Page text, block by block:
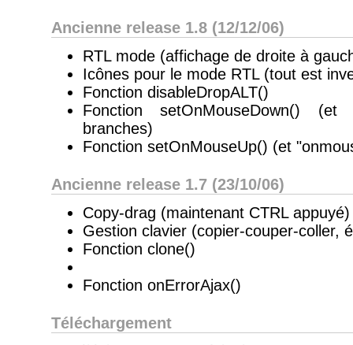
Ancienne release 1.8 (12/12/06)
RTL mode (affichage de droite à
Icônes pour le mode RTL (tout est
Fonction disableDropALT()
Fonction setOnMouseDown()
branches)
Fonction setOnMouseUp() (et
Ancienne release 1.7 (23/10/06)
Copy-drag (maintenant CTRL appuyé)
Gestion clavier (copier-couper-coller,
Fonction clone()
Fonction onErrorAjax()
Téléchargement